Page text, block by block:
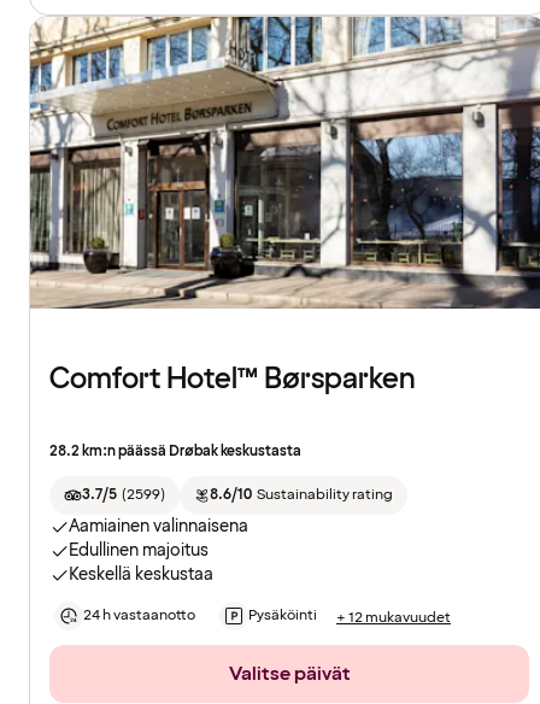
Comfort Hotel™ Børsparken
28.2 km:n päässä Drøbak keskustasta
3.7/5 (2599) 8.6/10 Sustainability rating
Aamiainen valinnaisena
Edullinen majoitus
Keskellä keskustaa
24 h vastaanotto Pysäköinti + 12 mukavuudet
Valitse päivät